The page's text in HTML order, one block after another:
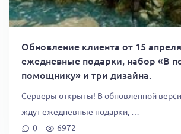
Обновление клиента от 15
ежедневные подарки, набор «В
помощнику» и три дизайна.
Серверы открыты! В обновленной
ждут ежедневные подарки, …
0
6972